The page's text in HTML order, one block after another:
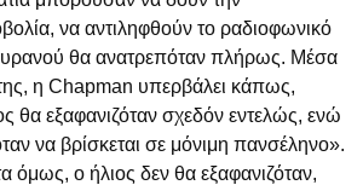
να αντιληφθούν το ραδιοφωνικό
θα ανατρεπόταν πλήρως. Μέσα
η Chapman υπερβάλει κάπως,
θα εξαφανιζόταν σχεδόν εντελώς, ενώ
να βρίσκεται σε μόνιμη πανσέληνο».
όμως, ο ήλιος δεν θα εξαφανιζόταν,